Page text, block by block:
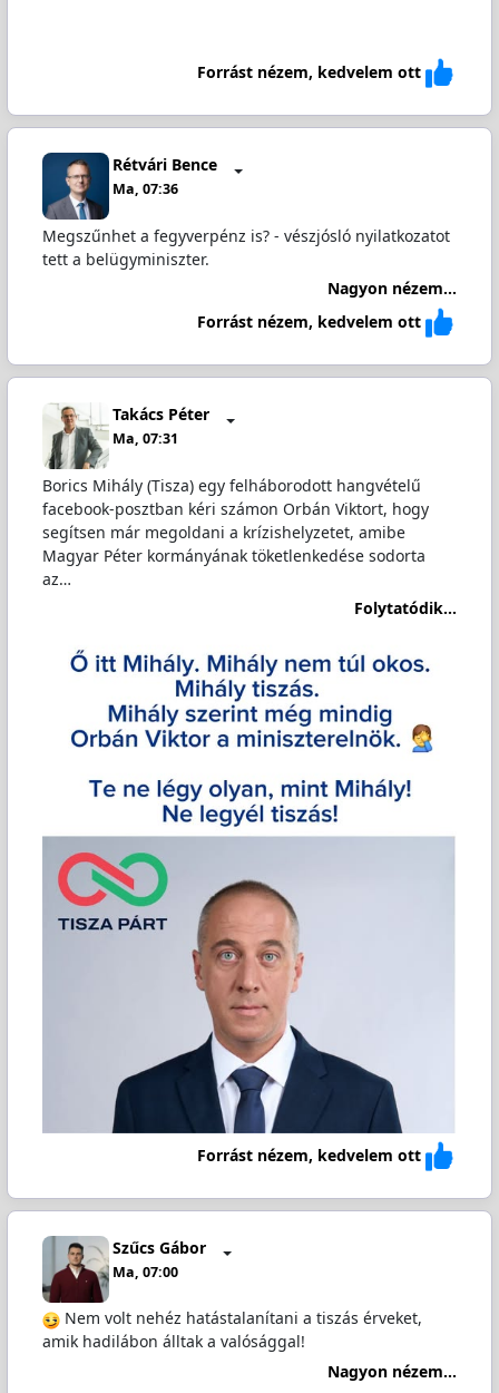
Forrást nézem, kedvelem ott
Rétvári Bence
Ma, 07:36
Megszűnhet a fegyverpénz is? - vészjósló nyilatkozatot
tett a belügyminiszter.
Nagyon nézem...
Forrást nézem, kedvelem ott
Takács Péter
Ma, 07:31
Borics Mihály (Tisza) egy felháborodott hangvételű
facebook-posztban kéri számon Orbán Viktort, hogy
segítsen már megoldani a krízishelyzetet, amibe
Magyar Péter kormányának töketlenkedése sodorta
az…
Folytatódik...
Forrást nézem, kedvelem ott
Szűcs Gábor
Ma, 07:00
Nem volt nehéz hatástalanítani a tiszás érveket,
amik hadilábon álltak a valósággal!
Nagyon nézem...